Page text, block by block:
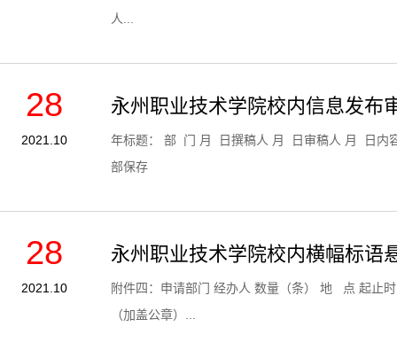
人...
28
2021.10
永州职业技术学院校内信息发布
年标题： 部 门 月 日撰稿人 月 日审稿人 月 日内
部保存
28
2021.10
永州职业技术学院校内横幅标语
附件四：申请部门 经办人 数量（条） 地 点
（加盖公章）...